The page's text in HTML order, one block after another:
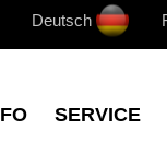
Deutsch
SERVICE